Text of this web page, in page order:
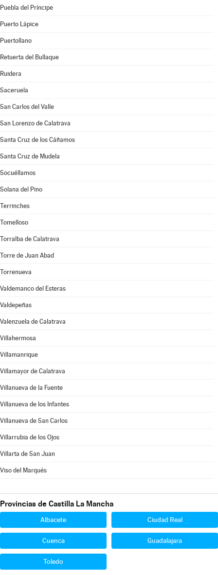
Puebla del Príncipe
Puerto Lápice
Puertollano
Retuerta del Bullaque
Ruidera
Saceruela
San Carlos del Valle
San Lorenzo de Calatrava
Santa Cruz de los Cáñamos
Santa Cruz de Mudela
Socuéllamos
Solana del Pino
Terrinches
Tomelloso
Torralba de Calatrava
Torre de Juan Abad
Torrenueva
Valdemanco del Esteras
Valdepeñas
Valenzuela de Calatrava
Villahermosa
Villamanrique
Villamayor de Calatrava
Villanueva de la Fuente
Villanueva de los Infantes
Villanueva de San Carlos
Villarrubia de los Ojos
Villarta de San Juan
Viso del Marqués
Provincias de Castilla La Mancha
Albacete Ciudad Real
Cuenca Guadalajara
Toledo